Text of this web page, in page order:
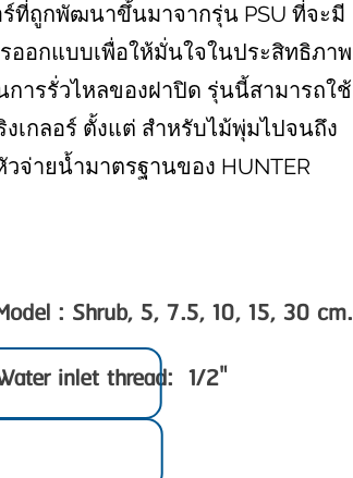
ร์ที่ถูกพัฒนาขึ้นมาจากรุ่น PSU ที่จะมี
อกแบบเพื่อให้มั่นใจในประสิทธิภาพ
ารรั่วไหลของฝาปิด รุ่นนี้สามารถใช้
เกลอร์ ตั้งแต่ สำหรับไม้พุ่มไปจนถึง
จ่ายน้ำมาตรฐานของ HUNTER
: Shrub, 5, 7.5, 10, 15, 30 cm.
inlet thread: 1/2"